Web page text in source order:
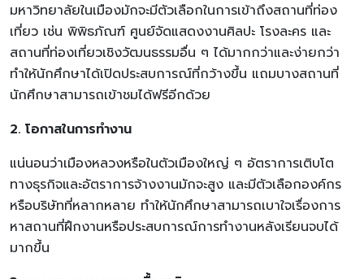
มหาวิทยาลัยในเมืองมักจะมีตัวเลือกในการเข้าถึงสถานที่ท่อง
เที่ยว เช่น พิพิธภัณฑ์ ศูนย์จัดแสดงงานศิลปะ โรงละคร และ
สถานที่ท่องเที่ยวเชิงวัฒนธรรมอื่น ๆ ได้มากกว่าและง่ายกว่า
ทำให้นักศึกษาได้เปิดประสบการณ์ที่กว้างขึ้น แถมบางสถานที่
นักศึกษาสามารถเข้าชมได้ฟรีอีกด้วย
2. โอกาสในการทำงาน
แน่นอนว่าเมืองหลวงหรือในตัวเมืองใหญ่ ๆ อัตราการเติบโต
ทางธุรกิจและอัตราการจ้างงานมักจะสูง และมีตัวเลือกองค์กร
หรือบริษัทที่หลากหลาย ทำให้นักศึกษาสามารถเบาใจเรื่องการ
หาสถานที่ฝึกงานหรือประสบการณ์การทำงานหลังเรียนจบได้
มากขึ้น